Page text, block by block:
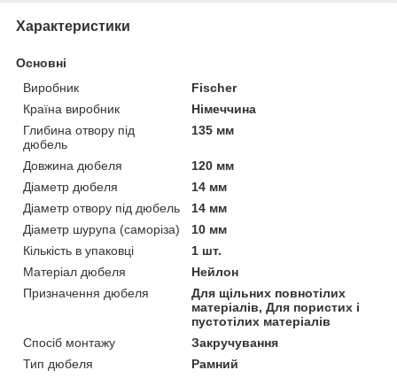
Характеристики
Основні
Виробник
Fischer
Країна виробник
Німеччина
Глибина отвору під
дюбель
135 мм
Довжина дюбеля
120 мм
Діаметр дюбеля
14 мм
Діаметр отвору під дюбель
14 мм
Діаметр шурупа (саморіза)
10 мм
Кількість в упаковці
1 шт.
Матеріал дюбеля
Нейлон
Призначення дюбеля
Для щільних повнотілих
матеріалів, Для пористих і
пустотілих матеріалів
Спосіб монтажу
Закручування
Тип дюбеля
Рамний